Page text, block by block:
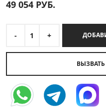
49 054 РУБ.
- 1 +